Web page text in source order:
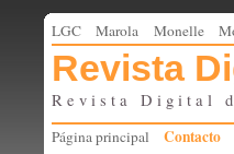
LGC Marola Monelle
Revista
Revista Digital
Página principal Contacto